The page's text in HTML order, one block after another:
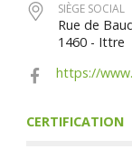
SIÈGE SOCIAL
Rue de
1460 - Ittre
https://
CERTIFICATION